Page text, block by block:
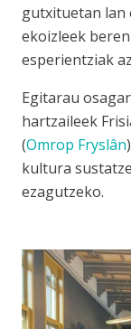
gutxituetan lan
ekoizleek
esperientziak
Egitarau
hartzaileek
(Omrop Fryslân
kultura
ezagutzeko.